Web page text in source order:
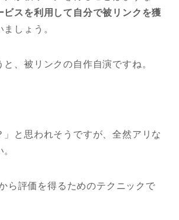
ビスを利用して自分で被リンクを獲
ましょう。
、被リンクの自作自演ですね。
」と思われそうですが、全然アリな
ら評価を得るためのテクニックで